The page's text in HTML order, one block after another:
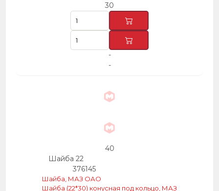
30
-
-
40
Шайба 22
376145
Шайба, МАЗ ОАО
Шайба (22*30) конусная под кольцо, МАЗ